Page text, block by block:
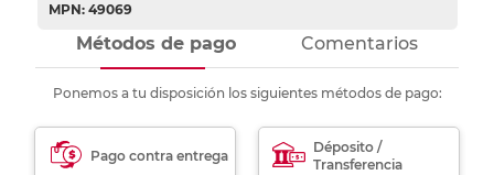
MPN: 49069
Métodos de pago Comentarios
Ponemos a tu disposición los siguientes métodos de pago:
Pago contra entrega
Déposito /
Transferencia